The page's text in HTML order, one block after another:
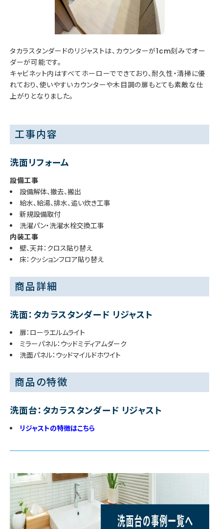
タカラスタンダードのリジャストは、カウンターが1cm刻みでオー
ダーが可能です。
キャビネット内はすべてホーローでできており、耐久性・清掃に優
れており、使いやすいカウンターや木目調の扉もとても素敵な仕
上がりとなりました。
工事内容
洗面リフォーム
設備工事
設備解体、撤去、搬出
給水、給湯、排水、追い炊き工事
新規設備取付
洗濯パン・洗濯水栓交換工事
内装工事
壁、天井：クロス貼り替え
床：クッションフロア貼り替え
商品詳細
洗面：タカラスタンダード リジャスト
扉：ローラエルムライト
ミラーパネル：ウッドミディアムダーク
洗面パネル：ウッドマイルドホワイト
商品の特徴
洗面台：タカラスタンダード リジャスト
リジャストの特徴はこちら